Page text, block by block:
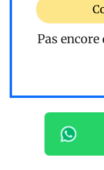
Pas encore